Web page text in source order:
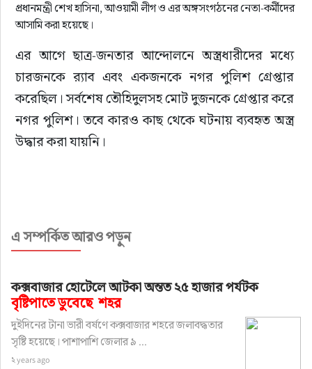
প্রধানমন্ত্রী শেখ হাসিনা, আওয়ামী লীগ ও এর অঙ্গসংগঠনের নেতা-কর্মীদের
আসামি করা হয়েছে।
এর আগে ছাত্র-জনতার আন্দোলনে অস্ত্রধারীদের মধ্যে
চারজনকে র‍্যাব এবং একজনকে নগর পুলিশ গ্রেপ্তার
করেছিল। সর্বশেষ তৌহিদুলসহ মোট দুজনকে গ্রেপ্তার করে
নগর পুলিশ। তবে কারও কাছ থেকে ঘটনায় ব্যবহৃত অস্ত্র
উদ্ধার করা যায়নি।
এ সম্পর্কিত আরও পড়ুন
কক্সবাজার হোটেলে আটকা অন্তত ২৫ হাজার পর্যটক
বৃষ্টিপাতে ডুবেছে শহর
দুইদিনের টানা ভারী বর্ষণে কক্সবাজার শহরে জলাবদ্ধতার
সৃষ্টি হয়েছে। পাশাপাশি জেলার ৯ ...
২ years ago